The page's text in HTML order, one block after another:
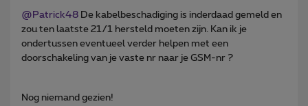
@Patrick48 De kabelbeschadiging is inderdaad gemeld en
zou ten laatste 21/1 hersteld moeten zijn. Kan ik je
ondertussen eventueel verder helpen met een
doorschakeling van je vaste nr naar je GSM-nr ?
Nog niemand gezien!